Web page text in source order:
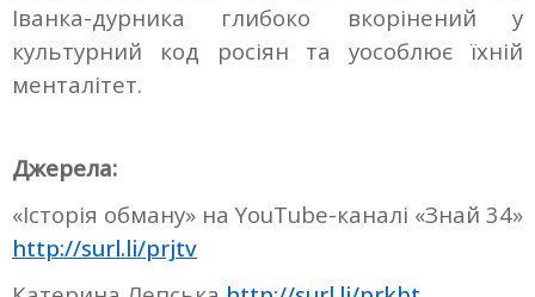
Іванка-дурника глибоко вкорінений у
культурний код росіян та уособлює їхній
менталітет.
Джерела:
«Історія обману» на YouTube-каналі «Знай 34»
http://surl.li/prjtv